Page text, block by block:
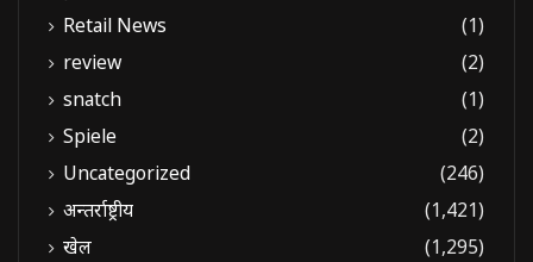
Retail News
(1)
review
(2)
snatch
(1)
Spiele
(2)
Uncategorized
(246)
अन्तर्राष्ट्रीय
(1,421)
खेल
(1,295)